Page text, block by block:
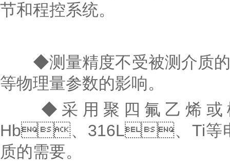
节和程控系统。
◆测量精度不受被测介质的种类
等物理量参数的影响。
◆采用聚四氟乙烯或
Hb、316L、Ti等电
质的需要。